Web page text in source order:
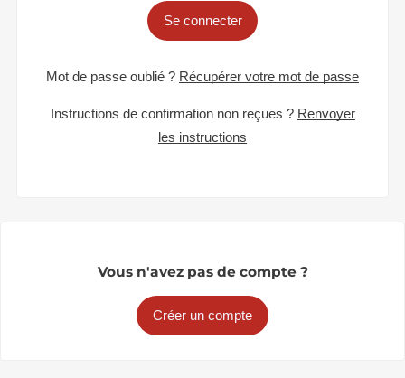
Se connecter
Mot de passe oublié ? Récupérer votre mot de passe
Instructions de confirmation non reçues ? Renvoyer
les instructions
Vous n'avez pas de compte ?
Créer un compte